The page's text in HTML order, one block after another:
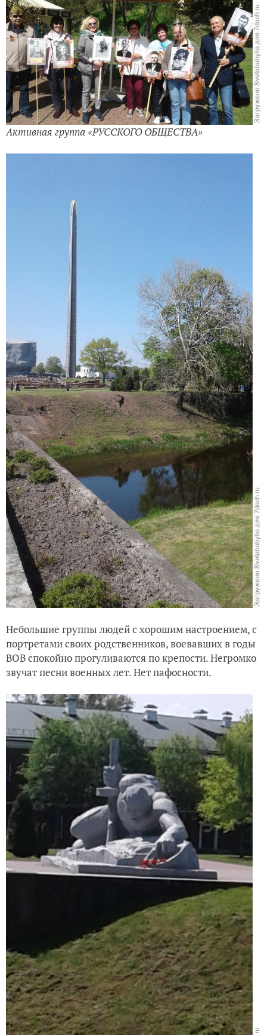
Активная группа «РУССКОГО ОБЩЕСТВА»
Небольшие группы людей с хорошим настроением, с
портретами своих родственников, воевавших в годы
ВОВ спокойно прогуливаются по крепости. Негромко
звучат песни военных лет. Нет пафосности.